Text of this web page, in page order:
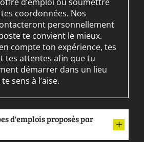
coordonnées. Nos
personnellement
te convient le mieux.
compte ton expérience, tes
tes attentes afin que tu
démarrer dans un lieu
sens à l’aise.
d'emplois proposés par